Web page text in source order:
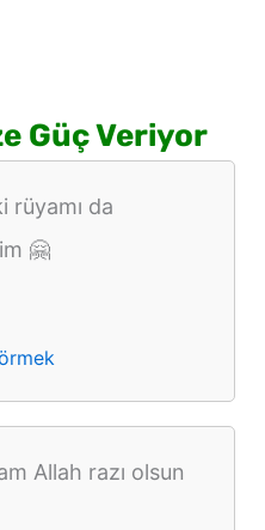
Güç Veriyor
rüyamı da
🤗
Allah razı olsun